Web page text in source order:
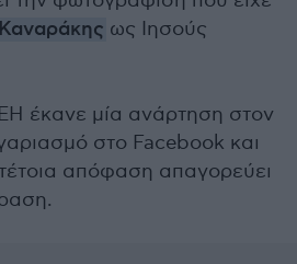
ως Ιησούς
έκανε μία ανάρτηση στον
στο Facebook και
απόφαση απαγορεύει